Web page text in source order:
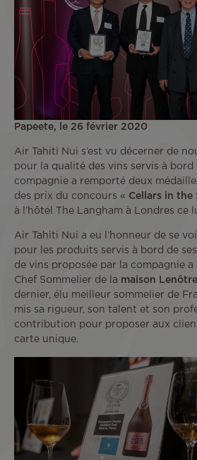
Papeete, le 26 février 2020
Air Tahiti Nui s’est vu décerner de
pour la qualité des vins servis à bord
compagnie a remporté deux
des prix du concours « Cellars in the
à l’hôtel The Langham à Londres ce
Air Tahiti Nui a eu l’honneur de se
pour les produits servis à bord de
de vins proposée par la compagnie a
Chef Sommelier de la maison Lenôtre
dernier, élu meilleur sommelier de
mis sa rigueur, son talent et son
contribution pour proposer aux
carte unique.